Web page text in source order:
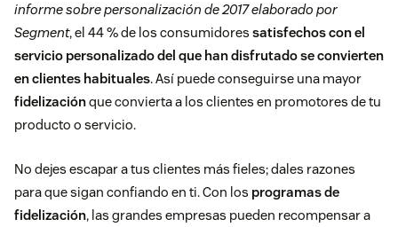
informe sobre personalización de 2017 elaborado por
Segment, el 44 % de los consumidores satisfechos con el
servicio personalizado del que han disfrutado se convierten
en clientes habituales. Así puede conseguirse una mayor
fidelizaciónque convierta a los clientes en promotores de tu
producto o servicio.
No dejes escapar a tus clientes más fieles; dales razones
para que sigan confiando en ti. Con los programas de
fidelización, las grandes empresas pueden recompensar a